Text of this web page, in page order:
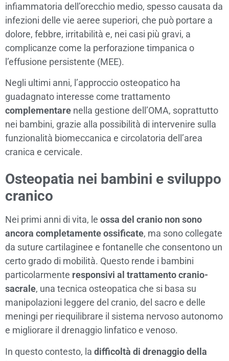
infiammatoria dell’orecchio medio, spesso causata da
infezioni delle vie aeree superiori, che può portare a
dolore, febbre, irritabilità e, nei casi più gravi, a
complicanze come la perforazione timpanica o
l’effusione persistente (MEE).
Negli ultimi anni, l’approccio osteopatico ha
guadagnato interesse come trattamento
complementare nella gestione dell’OMA, soprattutto
nei bambini, grazie alla possibilità di intervenire sulla
funzionalità biomeccanica e circolatoria dell’area
cranica e cervicale.
Osteopatia nei bambini e sviluppo
cranico
Nei primi anni di vita, le ossa del cranio non sono
ancora completamente ossificate, ma sono collegate
da suture cartilaginee e fontanelle che consentono un
certo grado di mobilità. Questo rende i bambini
particolarmente responsivi al trattamento cranio-
sacrale, una tecnica osteopatica che si basa su
manipolazioni leggere del cranio, del sacro e delle
meningi per riequilibrare il sistema nervoso autonomo
e migliorare il drenaggio linfatico e venoso.
In questo contesto, la difficoltà di drenaggio della